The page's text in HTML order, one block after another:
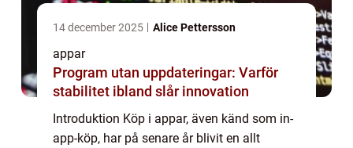
14 december 2025 Alice Pettersson
appar
Program utan uppdateringar: Varför
stabilitet ibland slår innovation
Introduktion Köp i appar, även känd som in-
app-köp, har på senare år blivit en allt